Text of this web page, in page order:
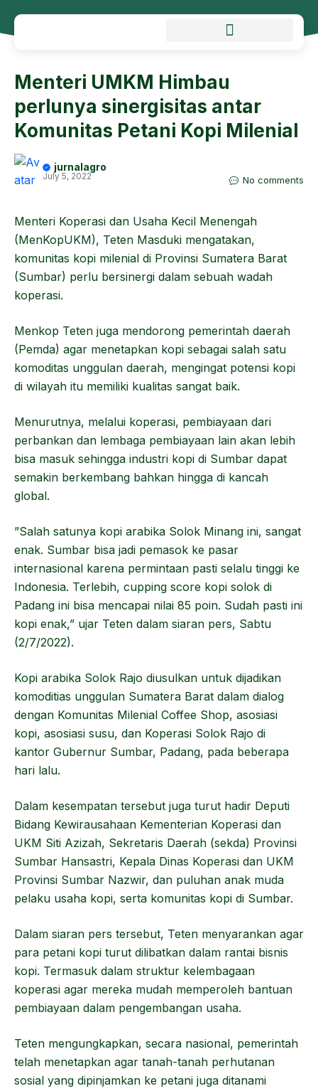
Menteri UMKM Himbau
perlunya sinergisitas antar
Komunitas Petani Kopi Milenial
jurnalagro
July 5, 2022 No comments
Menteri Koperasi dan Usaha Kecil Menengah
(MenKopUKM), Teten Masduki mengatakan,
komunitas kopi milenial di Provinsi Sumatera Barat
(Sumbar) perlu bersinergi dalam sebuah wadah
koperasi.
Menkop Teten juga mendorong pemerintah daerah
(Pemda) agar menetapkan kopi sebagai salah satu
komoditas unggulan daerah, mengingat potensi kopi
di wilayah itu memiliki kualitas sangat baik.
Menurutnya, melalui koperasi, pembiayaan dari
perbankan dan lembaga pembiayaan lain akan lebih
bisa masuk sehingga industri kopi di Sumbar dapat
semakin berkembang bahkan hingga di kancah
global.
”Salah satunya kopi arabika Solok Minang ini, sangat
enak. Sumbar bisa jadi pemasok ke pasar
internasional karena permintaan pasti selalu tinggi ke
Indonesia. Terlebih, cupping score kopi solok di
Padang ini bisa mencapai nilai 85 poin. Sudah pasti ini
kopi enak,” ujar Teten dalam siaran pers, Sabtu
(2/7/2022).
Kopi arabika Solok Rajo diusulkan untuk dijadikan
komoditias unggulan Sumatera Barat dalam dialog
dengan Komunitas Milenial Coffee Shop, asosiasi
kopi, asosiasi susu, dan Koperasi Solok Rajo di
kantor Gubernur Sumbar, Padang, pada beberapa
hari lalu.
Dalam kesempatan tersebut juga turut hadir Deputi
Bidang Kewirausahaan Kementerian Koperasi dan
UKM Siti Azizah, Sekretaris Daerah (sekda) Provinsi
Sumbar Hansastri, Kepala Dinas Koperasi dan UKM
Provinsi Sumbar Nazwir, dan puluhan anak muda
pelaku usaha kopi, serta komunitas kopi di Sumbar.
Dalam siaran pers tersebut, Teten menyarankan agar
para petani kopi turut dilibatkan dalam rantai bisnis
kopi. Termasuk dalam struktur kelembagaan
koperasi agar mereka mudah memperoleh bantuan
pembiayaan dalam pengembangan usaha.
Teten mengungkapkan, secara nasional, pemerintah
telah menetapkan agar tanah-tanah perhutanan
sosial yang dipinjamkan ke petani juga ditanami